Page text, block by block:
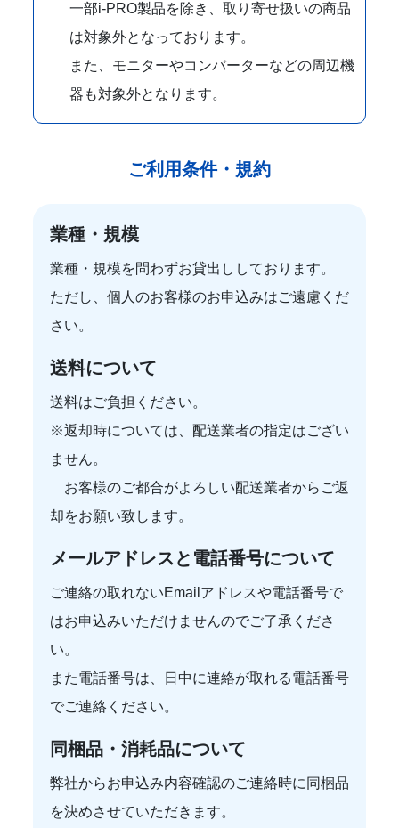
一部i-PRO製品を除き、取り寄せ扱いの商品
は対象外となっております。
また、モニターやコンバーターなどの周辺機
器も対象外となります。
ご利用条件・規約
業種・規模
業種・規模を問わずお貸出ししております。
ただし、個人のお客様のお申込みはご遠慮くだ
さい。
送料について
送料はご負担ください。
※返却時については、配送業者の指定はござい
ません。
お客様のご都合がよろしい配送業者からご返
却をお願い致します。
メールアドレスと電話番号について
ご連絡の取れないEmailアドレスや電話番号で
はお申込みいただけませんのでご了承くださ
い。
また電話番号は、日中に連絡が取れる電話番号
でご連絡ください。
同梱品・消耗品について
弊社からお申込み内容確認のご連絡時に同梱品
を決めさせていただきます。